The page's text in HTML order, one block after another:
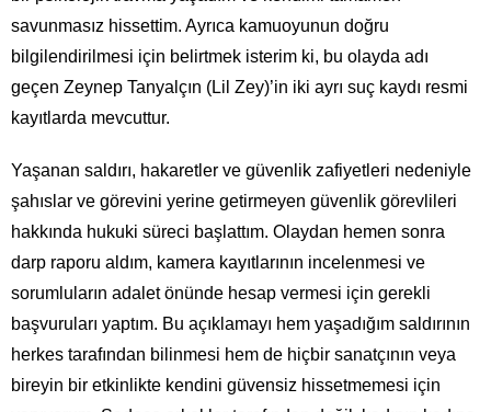
savunmasız hissettim. Ayrıca kamuoyunun doğru
bilgilendirilmesi için belirtmek isterim ki, bu olayda adı
geçen Zeynep Tanyalçın (Lil Zey)’in iki ayrı suç kaydı resmi
kayıtlarda mevcuttur.
Yaşanan saldırı, hakaretler ve güvenlik zafiyetleri nedeniyle
şahıslar ve görevini yerine getirmeyen güvenlik görevlileri
hakkında hukuki süreci başlattım. Olaydan hemen sonra
darp raporu aldım, kamera kayıtlarının incelenmesi ve
sorumluların adalet önünde hesap vermesi için gerekli
başvuruları yaptım. Bu açıklamayı hem yaşadığım saldırının
herkes tarafından bilinmesi hem de hiçbir sanatçının veya
bireyin bir etkinlikte kendini güvensiz hissetmemesi için